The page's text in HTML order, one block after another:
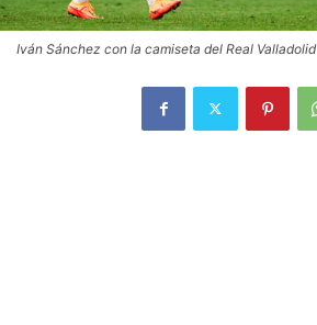
Iván Sánchez con la camiseta del Real Valladolid